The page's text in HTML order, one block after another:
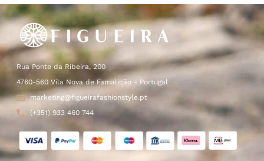
Rua Ponte da Ribeira, 200
4760-560 Vila Nova de Famalicão - Portugal
marketing@figueirafashionstyle.pt
(+351) 933 460 744